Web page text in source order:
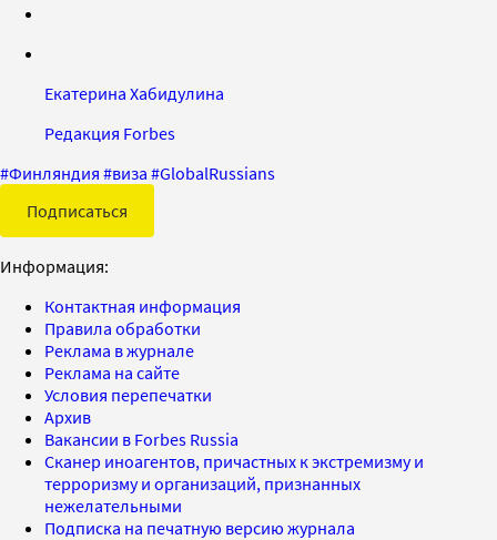
Екатерина Хабидулина
Редакция Forbes
#Финляндия #виза #GlobalRussians
Подписаться
Информация:
Контактная информация
Правила обработки
Реклама в журнале
Реклама на сайте
Условия перепечатки
Архив
Вакансии в Forbes Russia
Сканер иноагентов, причастных к экстремизму и
терроризму и организаций, признанных
нежелательными
Подписка на печатную версию журнала